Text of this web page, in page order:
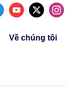
Về chúng tôi